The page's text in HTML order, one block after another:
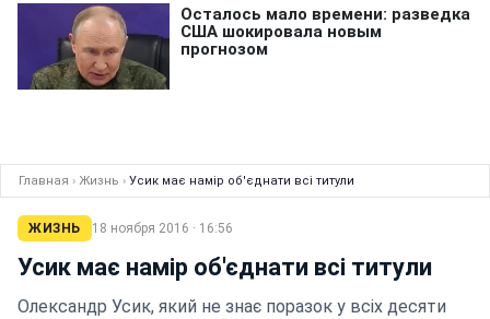
Главная › Жизнь › Усик має намір об'єднати всі титули
ЖИЗНЬ 18 ноября 2016 · 16:56
Усик має намір об'єднати всі титули
Олександр Усик, який не знає поразок у всіх десяти